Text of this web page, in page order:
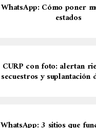
WhatsApp: Cómo poner
estados
CURP con foto: alertan
secuestros y suplantación